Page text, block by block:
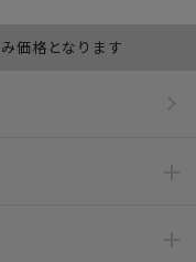
価格となります